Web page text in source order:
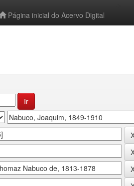
Página inicial do Acervo Digital